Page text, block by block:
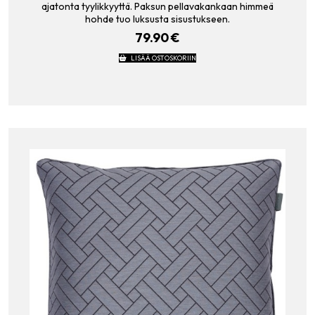
ajatonta tyylikkyyttä. Paksun pellavakankaan himmeä
hohde tuo luksusta sisustukseen.
79.90€
LISÄÄ OSTOSKORIIN